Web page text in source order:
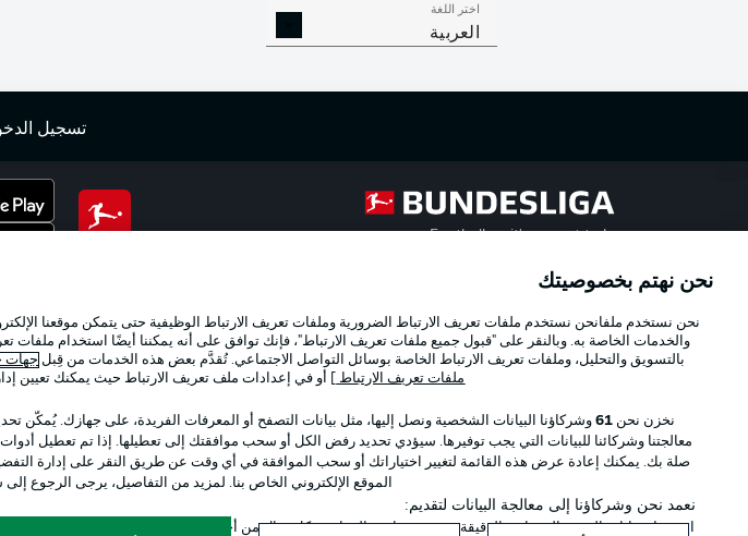
اختر اللغة
العربية
تسجيل
Football as it's meant to be
Official Partners
نحن نهتم بخصوصيتك
نحن نستخدم ملفانحن نستخدم ملفات تعريف الارتباط الضرورية وملفات تعريف الارتباط الوظيفية حتى يتمكن موقعنا
والخدمات الخاصة به. وبالنقر على "قبول جميع ملفات تعريف الارتباط"، فإنك توافق على أنه يمكننا أيضًا استخدام ملفات
بالتسويق والتحليل، وملفات تعريف الارتباط الخاصة بوسائل التواصل الاجتماعي. تُقدَّم بعض هذه الخدمات من قِبل جهات
ملفات تعريف الارتباط
] أو في إعدادات ملف تعريف الارتباط حيث يمكنك تعيين
نخزن نحن 61وشركاؤنا البيانات الشخصية ونصل إليها، مثل بيانات التصفح أو المعرفات الفريدة، على جهازك. يُمكّن
معالجتنا وشركائنا للبيانات التي يجب توفيرها. سيؤدي تحديد رفض الكل أو سحب موافقتك إلى تعطيلها. إذا تم تعطيل أدوات
صلة بك. يمكنك إعادة عرض هذه القائمة لتغيير اختياراتك أو سحب الموافقة في أي وقت عن طريق النقر على إدارة
الموقع الإلكتروني الخاص بنا. لمزيد من التفاصيل، يرجى الرجوع
نعمد نحن وشركاؤنا إلى معالجة البيانات لتقديم:
استخدام بيانات الموقع الجغرافي الدقيقة. فحص خصائص الجهاز بشكل فعال من أجل تحديد الهوية. تخزين المعلومات و/أو